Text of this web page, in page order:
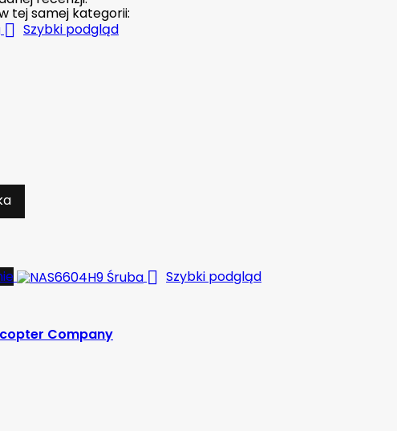
tej samej kategorii:
 Szybki podgląd
 Szybki podgląd
Company